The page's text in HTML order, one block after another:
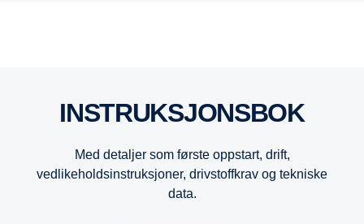
INSTRUKSJONSBOK
Med detaljer som første oppstart, drift,
vedlikeholdsinstruksjoner, drivstoffkrav og tekniske
data.